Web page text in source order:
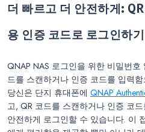
더 빠르고 더 안전하게:
용 인증 코드로 로그인하기
QNAP NAS 로그인을 위한 비밀번호
드를 스캔하거나 인증 코드를 입력
당신은 단지 휴대폰에 QNAP
고, QR 코드를 스캔하거나 인증 코
안전하게 로그인할 수 있습니다. 이